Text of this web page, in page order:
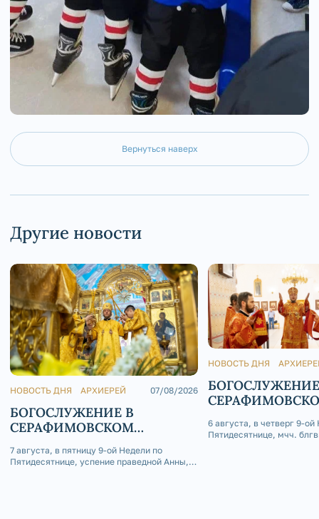
Вернуться наверх
Другие новости
НОВОСТЬ ДНЯ АРХИЕРЕЙ 07/08/2026
БОГОСЛУЖЕНИЕ В
СЕРАФИМОВСКОМ
7 августа, в пятницу 9-ой Недели по
Пятидесятнице, успение праведной Анны,
НОВОСТЬ ДНЯ
6 августа, в четверг 9-ой
Пятидесятнице, мчч.